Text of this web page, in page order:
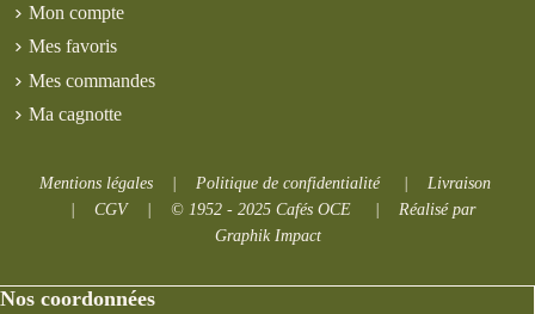
Mon compte
Mes favoris
Mes commandes
Ma cagnotte
Mentions légales Politique de confidentialité| Livraison
CGV| © 1952 - 2025 Cafés OCE| Réalisé par
Graphik Impact
Nos coordonnées